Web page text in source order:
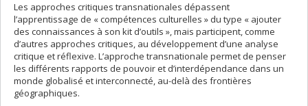
Les approches critiques transnationales dépassent
l’apprentissage de « compétences culturelles » du type « ajouter
des connaissances à son kit d’outils », mais participent, comme
d’autres approches critiques, au développement d’une analyse
critique et réflexive. L’approche transnationale permet de penser
les différents rapports de pouvoir et d’interdépendance dans un
monde globalisé et interconnecté, au-delà des frontières
géographiques.